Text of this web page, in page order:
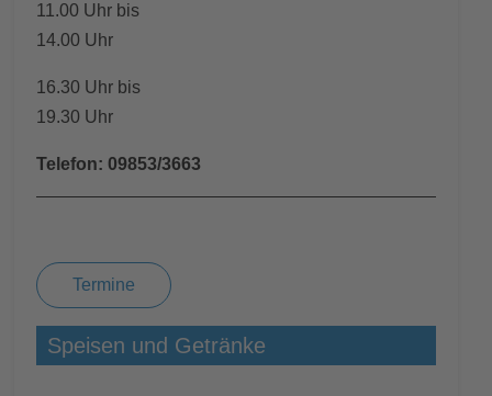
11.00 Uhr bis
14.00 Uhr
16.30 Uhr bis
19.30 Uhr
Telefon: 09853/3663
Termine
Speisen und Getränke